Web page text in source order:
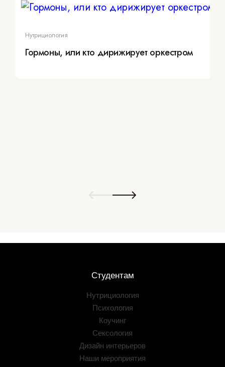
Нутрициология
Гормоны, или кто дирижирует оркестром
Студентам
Нутрициология
Психология
Коучинг
Сексология
Дизайн интерьеров
Наши мероприятия